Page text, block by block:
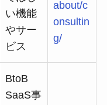
い機能
やサー
ビス
about/c
onsultin
g/
BtoB
SaaS事